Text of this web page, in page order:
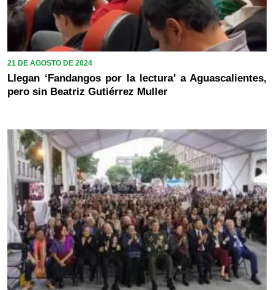
21 DE AGOSTO DE 2024
Llegan ‘Fandangos por la lectura’ a Aguascalientes,
pero sin Beatriz Gutiérrez Muller